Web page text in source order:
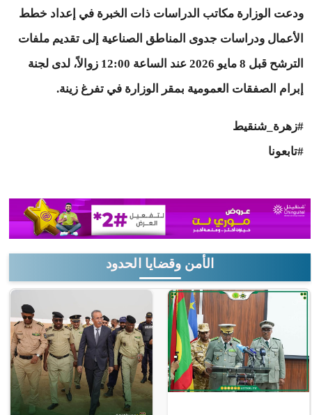
ودعت الوزارة مكاتب الدراسات ذات الخبرة في إعداد خطط
الأعمال ودراسات جدوى المناطق الصناعية إلى تقديم ملفات
الترشح قبل 8 مايو 2026 عند الساعة 12:00 زوالاً، لدى لجنة
إبرام الصفقات العمومية بمقر الوزارة في تفرغ زينة.
#زهرة_شنقيط
#تابعونا
الأمن وقضايا الحدود